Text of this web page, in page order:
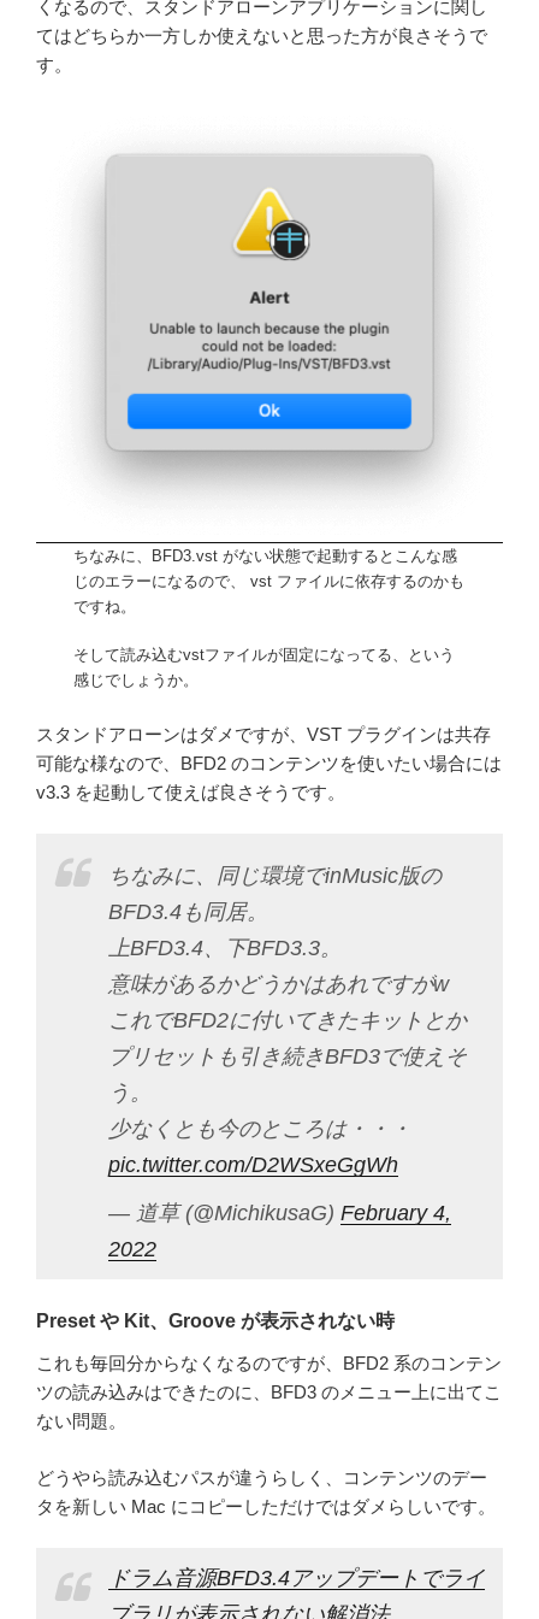
くなるので、スタンドアローンアプリケーションに関し
てはどちらか一方しか使えないと思った方が良さそうで
す。
ちなみに、BFD3.vst がない状態で起動するとこんな感
じのエラーになるので、 vst ファイルに依存するのかも
ですね。
そして読み込むvstファイルが固定になってる、という
感じでしょうか。
スタンドアローンはダメですが、VST プラグインは共存
可能な様なので、BFD2 のコンテンツを使いたい場合には
v3.3 を起動して使えば良さそうです。
ちなみに、同じ環境でinMusic版の
BFD3.4も同居。
上BFD3.4、下BFD3.3。
意味があるかどうかはあれですがw
これでBFD2に付いてきたキットとか
プリセットも引き続きBFD3で使えそ
う。
少なくとも今のところは・・・
pic.twitter.com/D2WSxeGgWh
— 道草 (@MichikusaG) February 4,
2022
Preset や Kit、Groove が表示されない時
これも毎回分からなくなるのですが、BFD2 系のコンテン
ツの読み込みはできたのに、BFD3 のメニュー上に出てこ
ない問題。
どうやら読み込むパスが違うらしく、コンテンツのデー
タを新しい Mac にコピーしただけではダメらしいです。
ドラム音源BFD3.4アップデートでライ